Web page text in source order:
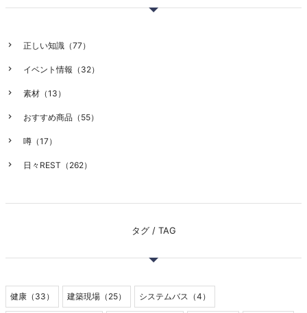
正しい知識（77）
イベント情報（32）
素材（13）
おすすめ商品（55）
噂（17）
日々REST（262）
タグ / TAG
健康（33） 建築現場（25） システムバス（4）